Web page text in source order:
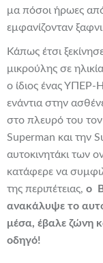
μα πόσοι ήρωες
εμφανίζονταν
Κάπως έτσι
μικρούλης σε
ο ίδιος ένας
ενάντια στην
στο πλευρό του
Superman και την
αυτοκινητάκι των
κατάφερε να
της περιπέτειας, ο
ανακάλυψε το
μέσα, έβαλε ζώνη
οδηγό!